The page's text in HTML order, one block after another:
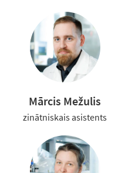
Mārcis Mežulis
zinātniskais asistents